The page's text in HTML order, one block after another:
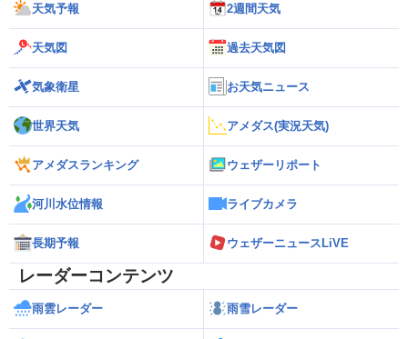
天気予報 2週間天気
天気図 過去天気図
気象衛星 お天気ニュース
世界天気 アメダス(実況天気)
アメダスランキング ウェザーリポート
河川水位情報 ライブカメラ
長期予報 ウェザーニュースLiVE
レーダーコンテンツ
雨雲レーダー 雨雪レーダー